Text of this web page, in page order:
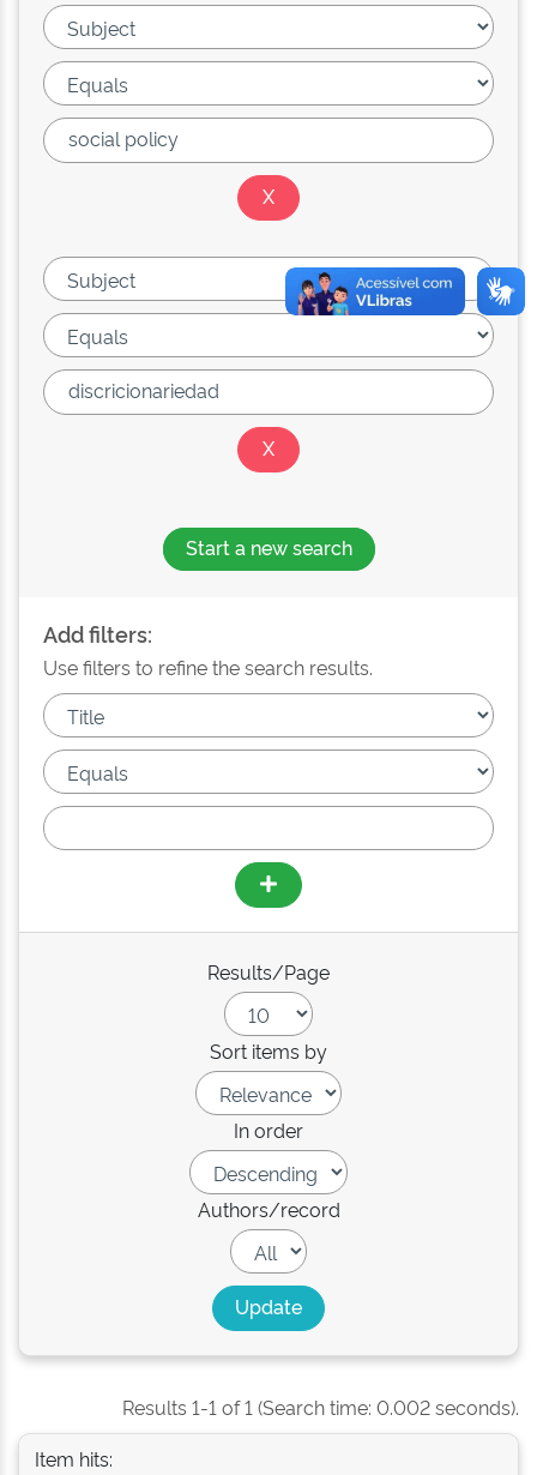
Start a new search
Add filters:
Use filters to refine the search results.
Results/Page
Sort items by
In order
Authors/record
Results 1-1 of 1 (Search time: 0.002 seconds).
Item hits: